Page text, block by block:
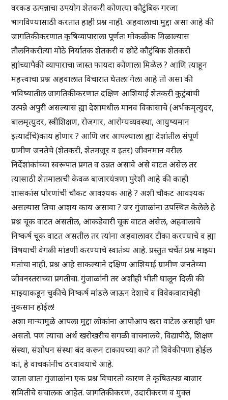
वरकड उत्पन्नाचा उपयोग शेतकरी कोणत्या कौटुंबिक गरजा
भागविण्यासाठी करतात हाही प्रश्न नाही. अहवालाचा मुद्दा असा आहे की
जागतिकीकरणात कृषिव्यापाराला पूर्णतः मोकळीक मिळाल्यास
तौलनिकरीत्या मोठे निर्यातक शेतकरी व छोटे कौटुंबिक शेतकरी
ह्यांच्यापैकी व्यापाराचा जास्त फायदा कोणाला मिळेल ? आणि त्याहून
महत्त्वाचा प्रश्न अहवालात विचारात घेतला गेला आहे तो असा की
भविष्यातील जागतिकीकरणात दक्षिण आशियाई शेतकरी कुटुंबांची
उत्पन्ने अपुरी असल्यास ह्या देशांमधील मानव विकासाचे (अर्भकमृत्युदर,
बालमृत्युदर, स्त्रीशिक्षण, रोजगार, आरोग्यव्यवस्था, आयुष्यमान
इत्यादींचे)काय होणार ? आणि जर आपल्याला ह्या देशांतील संपूर्ण
ग्रामीण जनतेचे (शेतकरी, शेतमजूर व इतर) जीवनमान वरील
निर्देशांकांच्या स्वरूपात प्रगत व उन्नत असावे असे वाटत असेल तर
त्यासाठी शेतमालाची केवळ बाजारयंत्रणा पुरेशी आहे की काही
शासकांस धोरणांची चौकट आवश्यक आहे ? अशी चौकट आवश्यक
असल्यास तिचा आशय काय असावा ? जर गुंजाळांना उपस्थित केलेले हे
प्रश्न चूक वाटत असतील, आकडेवारी चूक वाटत असेल, अहवालाचे
निष्कर्ष चूक वाटत असतील तर त्यांना अहवालावर टीका करण्याचे व ह्या
विषयाची वेगळी मांडणी करण्याचे स्वातंत्र्य आहे. प्रस्तुत चर्चेत प्रश्न माझ्या
मतांचा नाही, प्रश्न आहे साकल्याने दक्षिण आशियाई ग्रामीण जनतेच्या
जीवनस्तराच्या प्रगतीचा. गुंजाळांनी तर अशीही भीती घालून दिली की
माझ्याकडून चुकीचे निष्कर्ष मांडले जाऊन देशाचे व विवेकवादाचेही
नुकसान होईल!
अशा माऱ्यामुळे आपला मुद्दा लोकांना आपोआप खरा वाटेल असाही भ्रम
असतो. पण त्याचा अर्थ खरोखरीच सगळी वाचनालये, विद्यापीठे, शिक्षण
संस्था, संशोधन संस्था बंद करून टाकायच्या का? तो विवेकीपणा होईल
का, हे वाचकांनीच ठरवावयाचे आहे.
जाता जाता गुंजाळांना एक प्रश्न विचारतो कारण ते कृषिउत्पन्न बाजार
समितीचे संचालक आहेत. जागतिकीकरण, उदारीकरण व मुक्त